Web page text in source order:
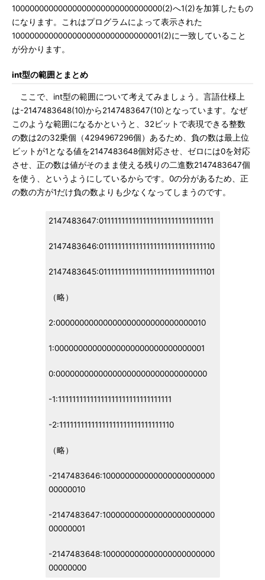
10000000000000000000000000000000(2)へ1(2)を加算したもの
になります。これはプログラムによって表示された
10000000000000000000000000000001(2)に一致していること
が分かります。
int型の範囲とまとめ
ここで、int型の範囲について考えてみましょう。言語仕様上
は-2147483648(10)から2147483647(10)となっています。なぜ
このような範囲になるかというと、32ビットで表現できる整数
の数は2の32乗個（4294967296個）あるため、負の数は最上位
ビットが1となる値を2147483648個対応させ、ゼロには0を対応
させ、正の数は値がそのまま使える残りの二進数2147483647個
を使う、というようにしているからです。0の分があるため、正
の数の方が1だけ負の数よりも少なくなってしまうのです。
2147483647:01111111111111111111111111111111
2147483646:01111111111111111111111111111110
2147483645:01111111111111111111111111111101
（略）
2:00000000000000000000000000000010
1:00000000000000000000000000000001
0:00000000000000000000000000000000
-1:11111111111111111111111111111111
-2:11111111111111111111111111111110
（略）
-2147483646:100000000000000000000000
00000010
-2147483647:100000000000000000000000
00000001
-2147483648:100000000000000000000000
00000000